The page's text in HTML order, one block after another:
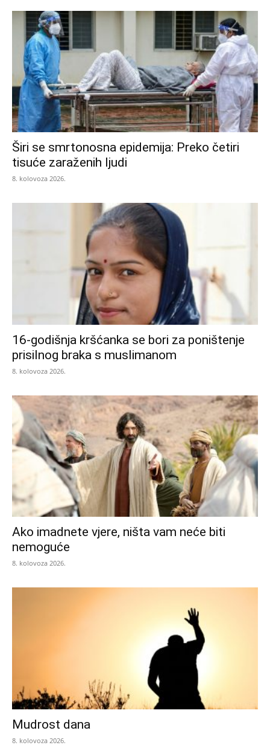
Širi se smrtonosna epidemija: Preko četiri
tisuće zaraženih ljudi
8. kolovoza 2026.
16-godišnja kršćanka se bori za poništenje
prisilnog braka s muslimanom
8. kolovoza 2026.
Ako imadnete vjere, ništa vam neće biti
nemoguće
8. kolovoza 2026.
Mudrost dana
8. kolovoza 2026.